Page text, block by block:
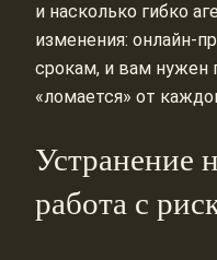
и насколько гибко
изменения:
срокам, и вам нужен
«ломается» от
Устранение
работа с